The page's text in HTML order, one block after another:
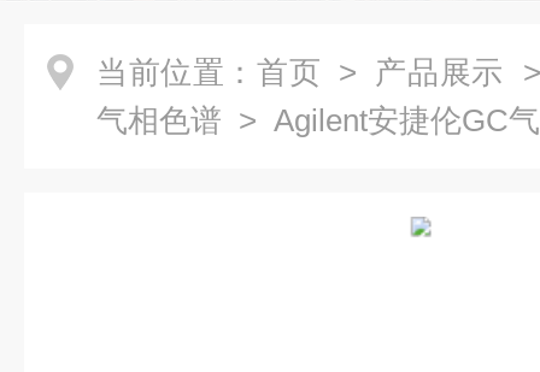
当前位置： 首页 > 产品展示
气相色谱 > Agilent安捷伦GC